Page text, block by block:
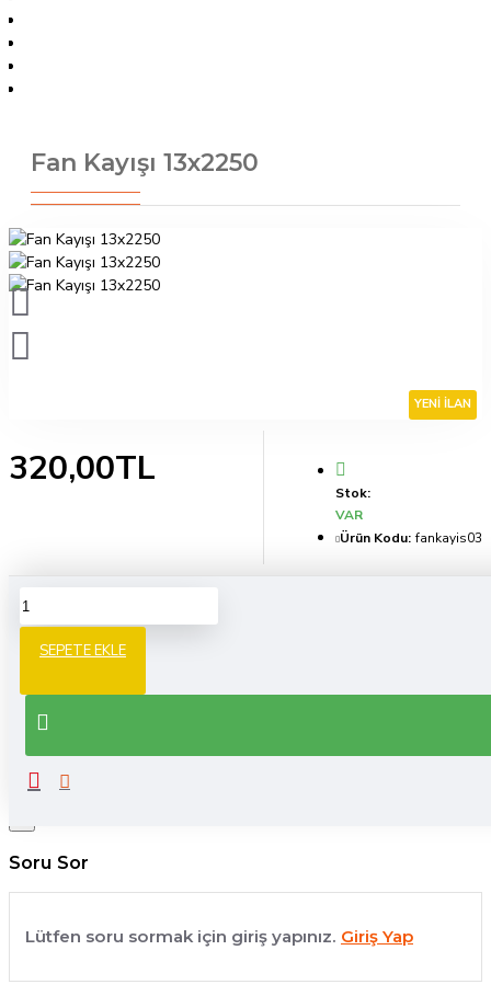
Fan Kayışı 13x2250
YENI İLAN
320,00TL
Stok:
VAR
Ürün Kodu: fankayis03
SEPETE EKLE
Soru Sor
Lütfen soru sormak için giriş yapınız. Giriş Yap